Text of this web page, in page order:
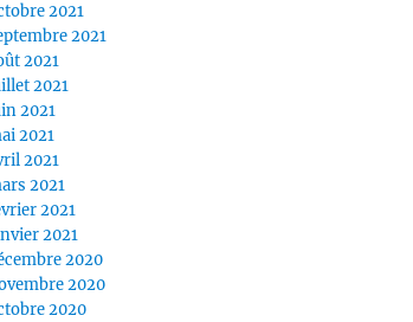
2021
2021
2021
2021
2021
2021
2021
2021
2021
2021
2020
2020
2020